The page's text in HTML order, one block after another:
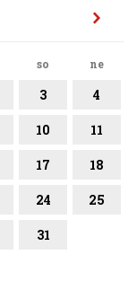
so ne
3 4
10 11
17 18
24 25
31